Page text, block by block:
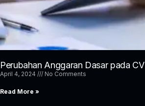
Perubahan Anggaran Dasar pada CV
April 4, 2024 No Comments
Read More »